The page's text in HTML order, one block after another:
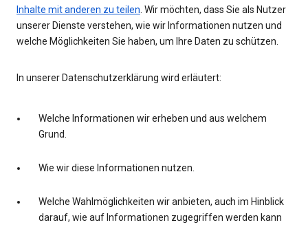
Inhalte mit anderen zu teilen. Wir möchten, dass Sie als Nutzer
unserer Dienste verstehen, wie wir Informationen nutzen und
welche Möglichkeiten Sie haben, um Ihre Daten zu schützen.
In unserer Datenschutzerklärung wird erläutert:
Welche Informationen wir erheben und aus welchem
Grund.
Wie wir diese Informationen nutzen.
Welche Wahlmöglichkeiten wir anbieten, auch im Hinblick
darauf, wie auf Informationen zugegriffen werden kann